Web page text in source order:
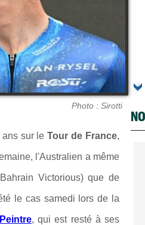
Photo : Sirotti
ans sur leTour de France,
l'Australien a même
Victorious) que de
le cas samedi lors de la
, qui est resté à ses